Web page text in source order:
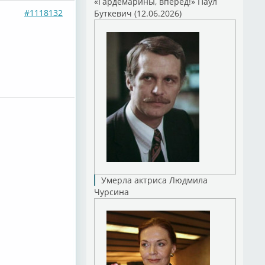
#1118132
Буткевич (12.06.2026)
Умерла актриса Людмила
Чурсина